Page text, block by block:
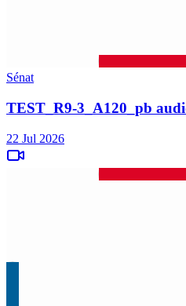
Sénat
TEST_R9-3_A120_pb
22 Jul 2026